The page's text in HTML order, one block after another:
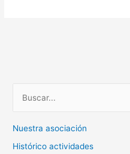
s
c
Nuestra asociación
Histórico actividades